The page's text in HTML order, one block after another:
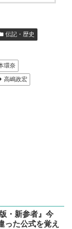
伝記・歴史
環奈
高嶋政宏
・新参者』今
った公式を覚え